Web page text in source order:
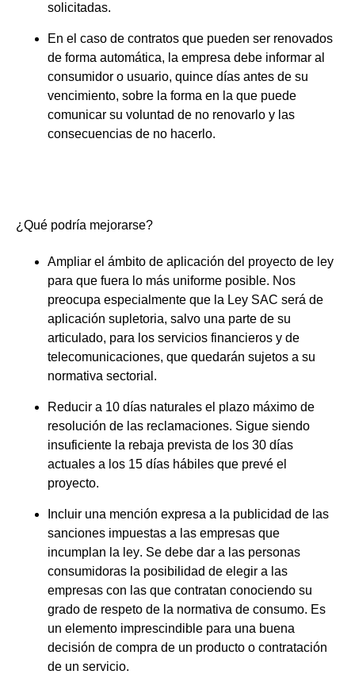
solicitadas.
En el caso de contratos que pueden ser renovados
de forma automática, la empresa debe informar al
consumidor o usuario, quince días antes de su
vencimiento, sobre la forma en la que puede
comunicar su voluntad de no renovarlo y las
consecuencias de no hacerlo.
¿Qué podría mejorarse?
Ampliar el ámbito de aplicación del proyecto de ley
para que fuera lo más uniforme posible. Nos
preocupa especialmente que la Ley SAC será de
aplicación supletoria, salvo una parte de su
articulado, para los servicios financieros y de
telecomunicaciones, que quedarán sujetos a su
normativa sectorial.
Reducir a 10 días naturales el plazo máximo de
resolución de las reclamaciones. Sigue siendo
insuficiente la rebaja prevista de los 30 días
actuales a los 15 días hábiles que prevé el
proyecto.
Incluir una mención expresa a la publicidad de las
sanciones impuestas a las empresas que
incumplan la ley. Se debe dar a las personas
consumidoras la posibilidad de elegir a las
empresas con las que contratan conociendo su
grado de respeto de la normativa de consumo. Es
un elemento imprescindible para una buena
decisión de compra de un producto o contratación
de un servicio.